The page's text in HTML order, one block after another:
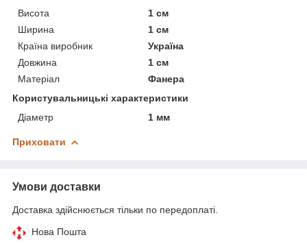
Висота
1 см
Ширина
1 см
Країна виробник
Україна
Довжина
1 см
Матеріал
Фанера
Користувальницькі характеристики
Діаметр
1 мм
Приховати
Умови доставки
Доставка здійснюється тільки по передоплаті.
Нова Пошта